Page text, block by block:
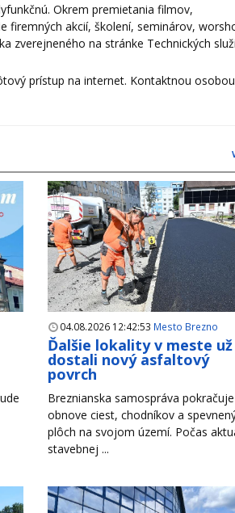
Okrem premietania filmov,
firemných akcií, školení, seminárov,
zverejneného na stránke Technických
prístup na internet. Kontaktnou
04.08.2026 12:42:53 Mesto Brezno
Ďalšie lokality v meste už
dostali nový asfaltový
povrch
Breznianska samospráva
obnove ciest, chodníkov a
plôch na svojom území. Počas
stavebnej ...